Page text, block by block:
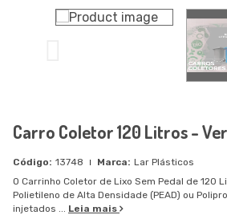
Carro Coletor 120 Litros -
13748
Lar Plásticos
O Carrinho Coletor de Lixo Sem Pedal de 120
Polietileno de Alta Densidade (PEAD) ou
injetados ... Leia mais